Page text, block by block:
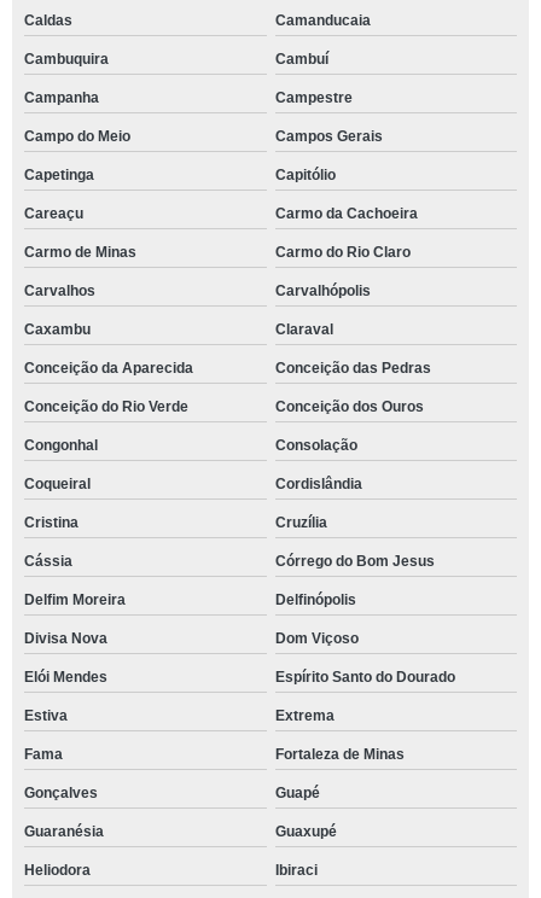
Caldas Camanducaia
Cambuquira Cambuí
Campanha Campestre
Campo do Meio Campos Gerais
Capetinga Capitólio
Careaçu Carmo da Cachoeira
Carmo de Minas Carmo do Rio Claro
Carvalhos Carvalhópolis
Caxambu Claraval
Conceição da Aparecida Conceição das Pedras
Conceição do Rio Verde Conceição dos Ouros
Congonhal Consolação
Coqueiral Cordislândia
Cristina Cruzília
Cássia Córrego do Bom Jesus
Delfim Moreira Delfinópolis
Divisa Nova Dom Viçoso
Elói Mendes Espírito Santo do Dourado
Estiva Extrema
Fama Fortaleza de Minas
Gonçalves Guapé
Guaranésia Guaxupé
Heliodora Ibiraci